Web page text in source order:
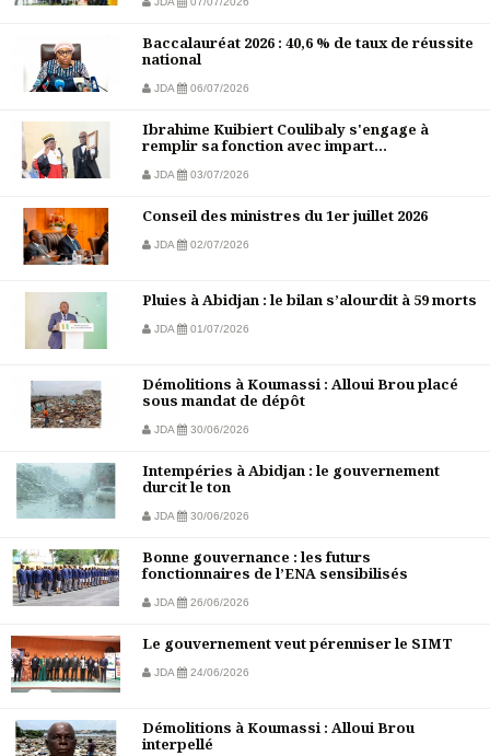
Baccalauréat 2026 : 40,6 % de taux de réussite
national
JDA 06/07/2026
Ibrahime Kuibiert Coulibaly s'engage à
remplir sa fonction avec impart...
JDA 03/07/2026
Conseil des ministres du 1er juillet 2026
JDA 02/07/2026
Pluies à Abidjan : le bilan s’alourdit à 59 morts
JDA 01/07/2026
Démolitions à Koumassi : Alloui Brou placé
sous mandat de dépôt
JDA 30/06/2026
Intempéries à Abidjan : le gouvernement
durcit le ton
JDA 30/06/2026
Bonne gouvernance : les futurs
fonctionnaires de l’ENA sensibilisés
JDA 26/06/2026
Le gouvernement veut pérenniser le SIMT
JDA 24/06/2026
Démolitions à Koumassi : Alloui Brou
interpellé